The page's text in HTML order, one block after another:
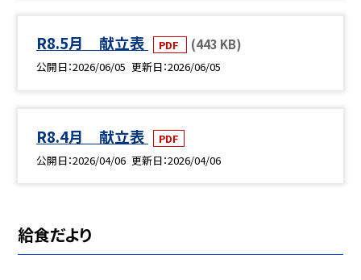
R8.5月 献立表 PDF (443 KB)
公開日 2026/06/05 更新日 2026/06/05
R8.4月 献立表
PDF
公開日 2026/04/06 更新日 2026/04/06
給食だより